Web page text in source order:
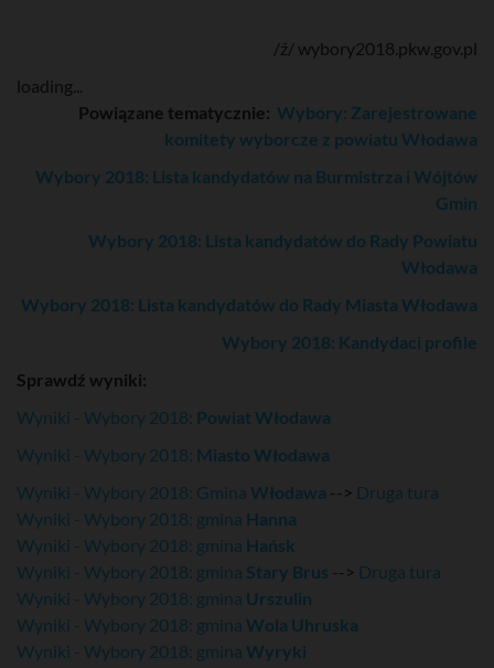
/ź/ wybory2018.pkw.gov.pl
loading...
Powiązane tematycznie: Wybory: Zarejestrowane
komitety wyborcze z powiatu Włodawa
Wybory 2018: Lista kandydatów na Burmistrza i Wójtów
Gmin
Wybory 2018: Lista kandydatów do Rady Powiatu
Włodawa
Wybory 2018: Lista kandydatów do Rady Miasta Włodawa
Wybory 2018: Kandydaci profile
Sprawdź wyniki:
Wyniki - Wybory 2018: Powiat Włodawa
Wyniki - Wybory 2018: Miasto Włodawa
Wyniki - Wybory 2018: Gmina Włodawa --> Druga tura
Wyniki - Wybory 2018: gmina Hanna
Wyniki - Wybory 2018: gmina Hańsk
Wyniki - Wybory 2018: gmina Stary Brus --> Druga tura
Wyniki - Wybory 2018: gmina Urszulin
Wyniki - Wybory 2018: gmina Wola Uhruska
Wyniki - Wybory 2018: gmina Wyryki